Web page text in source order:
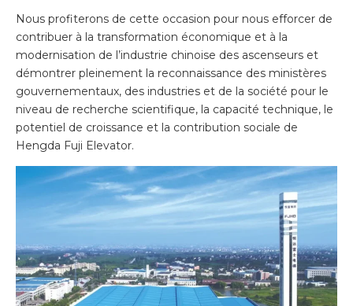
Nous profiterons de cette occasion pour nous efforcer de
contribuer à la transformation économique et à la
modernisation de l’industrie chinoise des ascenseurs et
démontrer pleinement la reconnaissance des ministères
gouvernementaux, des industries et de la société pour le
niveau de recherche scientifique, la capacité technique, le
potentiel de croissance et la contribution sociale de
Hengda Fuji Elevator.